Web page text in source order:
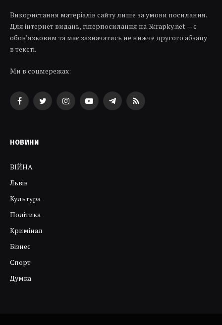
Використання матеріалів сайту лише за умови посилання.
Для інтернет видань, гіперпосилання на 3krapky.net — є
обов’язковим та має зазначатись не нижче другого абзацу
в тексті.
Ми в соцмережах:
FacebookTwitterInstagramYouTubeTelegramRSS
НОВИНИ
ВІЙНА
Львів
Культура
Політика
Кримінал
Бізнес
Спорт
Думка